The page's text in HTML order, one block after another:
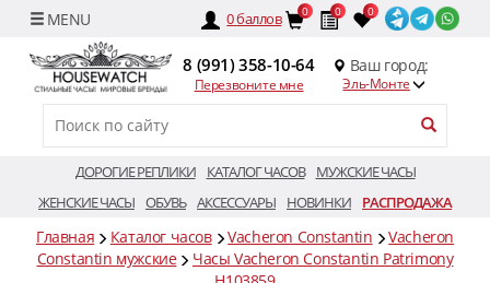
0баллов 0 0 0
8 (991) 358-10-64
Перезвоните мне
Ваш город:
Эль-Монте
ДОРОГИЕ РЕПЛИКИ КАТАЛОГ ЧАСОВ
МУЖСКИЕ ЧАСЫ
ЖЕНСКИЕ ЧАСЫ ОБУВЬ АКСЕССУАРЫ НОВИНКИ РАСПРОДАЖА
Главная Каталог часов Vacheron Constantin
Vacheron
Constantin мужские
Часы Vacheron Constantin Patrimony